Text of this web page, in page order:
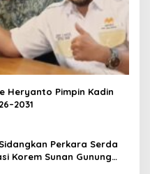
Heryanto Pimpin Kadin
Perkara Serda
Korem Sunan Gunung